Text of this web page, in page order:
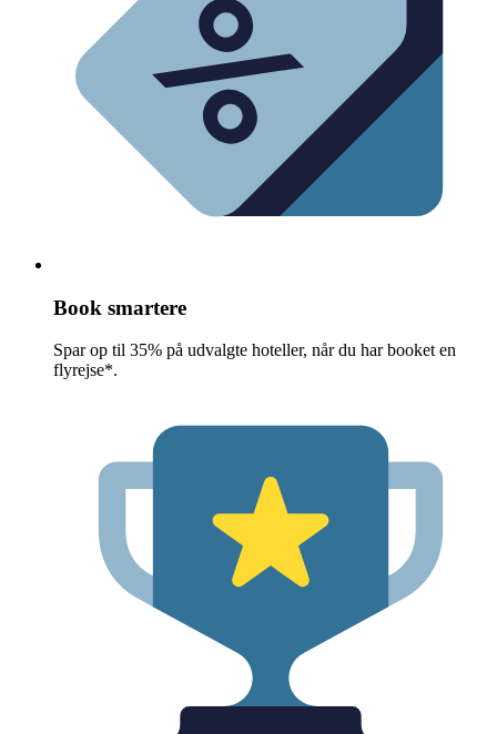
Book smartere
Spar op til 35% på udvalgte hoteller, når du har booket en
flyrejse*.